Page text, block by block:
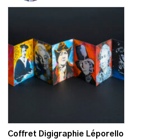
Coffret Digigraphie Léporello